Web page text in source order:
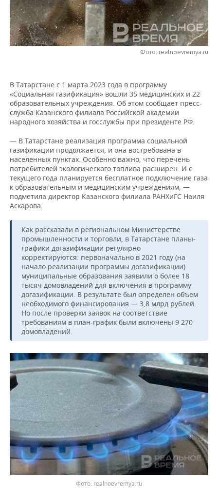
НЕФТЕХИМИЯ
НЕФТЬ
ОПК
РОЗНИЧНАЯ ТОРГОВЛЯ
ТРАНСПОРТ
НОВОСТИ ТЕХНОЛОГИЙ
IT
ТЕЛЕКОММУНИКАЦИИ
МЕРОПРИЯТИЯ
НОВОСТИ МЕРОПРИЯТИЙ
БИЗНЕС-БРАНЧИ
ONLINE-КОНФЕРЕНЦИИ
СПОРТ
ФУТБОЛ
ХОККЕЙ
ВОЛЕЙБОЛ
КИБЕРСПОРТ
ФИГУРНОЕ КАТАНИЕ
ВОДНЫЕ ВИДЫ СПОРТА
ХОККЕЙ С МЯЧОМ
НОВОСТИ ОБЩЕСТВА
ВЛАСТЬ
ИСТОРИЯ
КУЛЬТУРА
МЕДИЦИНА
ОБРАЗОВАНИЕ
ПРОИСШЕСТВИЯ
ФОТОГАЛЕРЕЯ
СЮЖЕТЫ
СПИСОК ПЕРСОН
СПИСОК КОМПАНИЙ
ПОЛНАЯ ВЕРСИЯ
Фото: realnoevremya.ru
В Татарстане с 1 марта 2023 года в программу
«Социальная газификация» вошли 35 медицинских и 22
образовательных учреждения. Об этом сообщает пресс-
служба Казанского филиала Российской академии
народного хозяйства и госслужбы при президенте РФ.
— В Татарстане реализация программа социальной
газификации продолжается, и она востребована в
населенных пунктах. Особенно важно, что перечень
потребителей экологического топлива расширен. И с
текущего года планируется бесплатное подключение газа
к образовательным и медицинским учреждениям, —
подметила директор Казанского филиала РАНХиГС Наиля
Аскарова.
Как рассказали в региональном Министерстве
промышленности и торговли, в Татарстане планы-
графики догазификации регулярно
корректируются: первоначально в 2021 году (на
начало реализации программы догазификации)
муниципальные образования заявили о более 18
тысяч домовладений для включения в программу
догазификации. В результате был определен объем
необходимого финансирования — 3,8 млрд рублей.
Но после проверки заявок на соответствие
требованиям в план-график были включены 9 270
домовладений.
Фото: realnoevremya.ru